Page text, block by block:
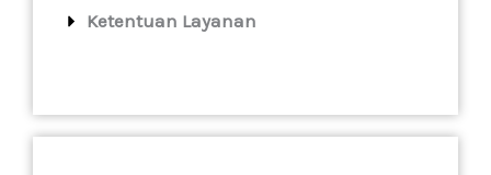
Ketentuan Layanan